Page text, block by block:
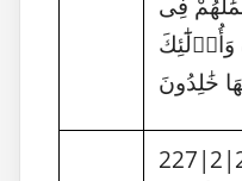
وَأُو۟لَٰٓئِكَ
خَٰلِدُونَ
ٱلدُّنْيَا